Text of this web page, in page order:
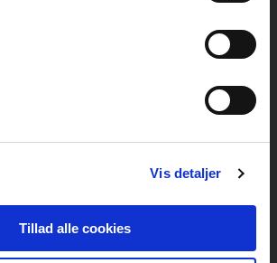
Vis detaljer
Tillad alle cookies
00